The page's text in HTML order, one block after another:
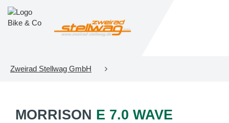
Zweirad Stellwag GmbH
MORRISON E 7.0 WAVE